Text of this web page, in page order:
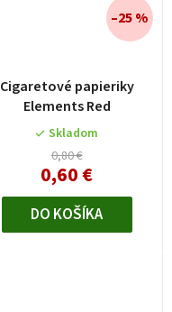
Cigaretové papieriky
Elements Red
Skladom
0,80 €
0,60 €
–25 %
DO KOŠÍKA